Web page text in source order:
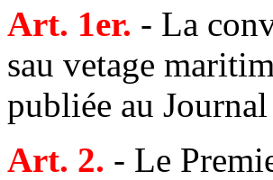
Art. 1er. - La
sau vetage
publiée au
Art. 2. - Le